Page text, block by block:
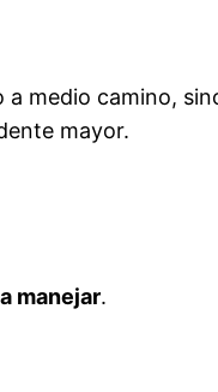
medio camino,
mayor.
manejar.